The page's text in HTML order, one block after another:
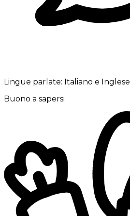
Lingue parlate: Italiano e Inglese
Buono a sapersi